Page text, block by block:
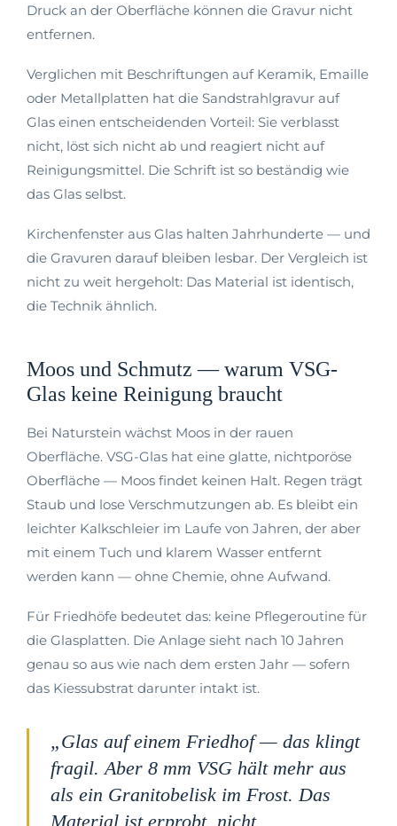
Druck an der Oberfläche können die Gravur nicht
entfernen.
Verglichen mit Beschriftungen auf Keramik, Emaille
oder Metallplatten hat die Sandstrahlgravur auf
Glas einen entscheidenden Vorteil: Sie verblasst
nicht, löst sich nicht ab und reagiert nicht auf
Reinigungsmittel. Die Schrift ist so beständig wie
das Glas selbst.
Kirchenfenster aus Glas halten Jahrhunderte — und
die Gravuren darauf bleiben lesbar. Der Vergleich ist
nicht zu weit hergeholt: Das Material ist identisch,
die Technik ähnlich.
Moos und Schmutz — warum VSG-
Glas keine Reinigung braucht
Bei Naturstein wächst Moos in der rauen
Oberfläche. VSG-Glas hat eine glatte, nichtporöse
Oberfläche — Moos findet keinen Halt. Regen trägt
Staub und lose Verschmutzungen ab. Es bleibt ein
leichter Kalkschleier im Laufe von Jahren, der aber
mit einem Tuch und klarem Wasser entfernt
werden kann — ohne Chemie, ohne Aufwand.
Für Friedhöfe bedeutet das: keine Pflegeroutine für
die Glasplatten. Die Anlage sieht nach 10 Jahren
genau so aus wie nach dem ersten Jahr — sofern
das Kiessubstrat darunter intakt ist.
„Glas auf einem Friedhof — das klingt
fragil. Aber 8 mm VSG hält mehr aus
als ein Granitobelisk im Frost. Das
Material ist erprobt, nicht